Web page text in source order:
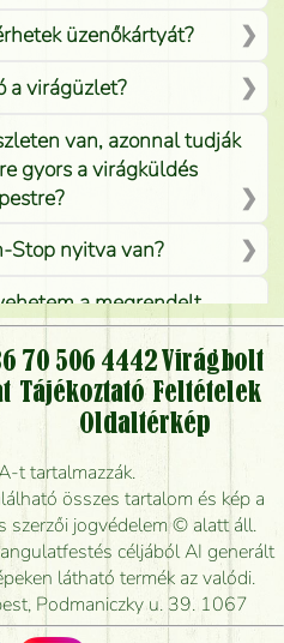
üzenőkártyát?
a virágüzlet?
van, azonnal tudják
gyors a virágküldés
Stop nyitva van?
a megrendelt
kiszállítással
rendelni?
úgy, hogy még ma
elkészíteni a csokrot, és
kiszállítani?
van önöknél?
70 506 4442 Virágbolt
Tájékoztató Feltételek
Oldaltérkép
t tartalmazzák.
összes tartalom és kép a
szerzői jogvédelem © alatt áll.
céljából AI generált
látható termék az valódi.
Podmaniczky u. 39. 1067